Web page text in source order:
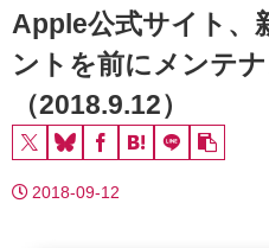
Apple公式サイト、
ントを前にメンテ
（2018.9.12）
2018-09-12